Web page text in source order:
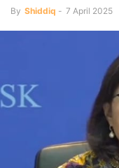
By Shiddiq - 7 April 2025